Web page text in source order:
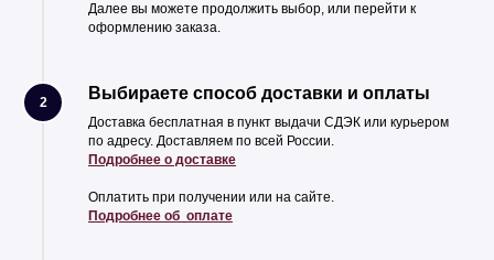
Далее вы можете продолжить выбор, или перейти к
оформлению заказа.
2 Выбираете способ доставки и оплаты
Доставка бесплатная в пункт выдачи СДЭК или курьером
по адресу. Доставляем по всей России.
Подробнее о доставке
Оплатить при получении или на сайте.
Подробнее об оплате